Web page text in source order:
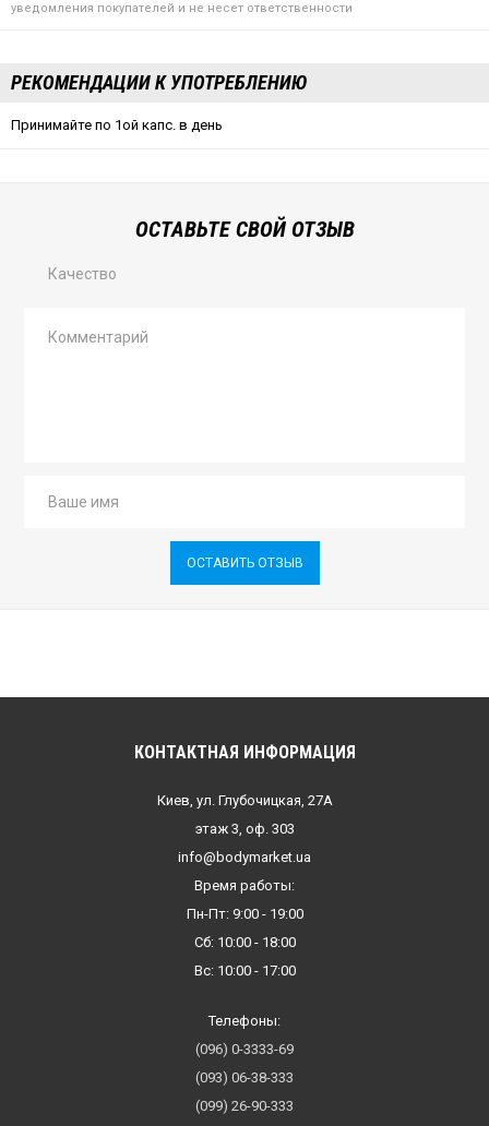
уведомления покупателей и не несет ответственности
РЕКОМЕНДАЦИИ К УПОТРЕБЛЕНИЮ
Принимайте по 1ой капс. в день
ОСТАВЬТЕ СВОЙ ОТЗЫВ
Качество
ОСТАВИТЬ ОТЗЫВ
КОНТАКТНАЯ ИНФОРМАЦИЯ
Киев, ул. Глубочицкая, 27А
этаж 3, оф. 303
info@bodymarket.ua
Время работы:
Пн-Пт: 9:00 - 19:00
Сб: 10:00 - 18:00
Вс: 10:00 - 17:00
Телефоны:
(096) 0-3333-69
(093) 06-38-333
(099) 26-90-333